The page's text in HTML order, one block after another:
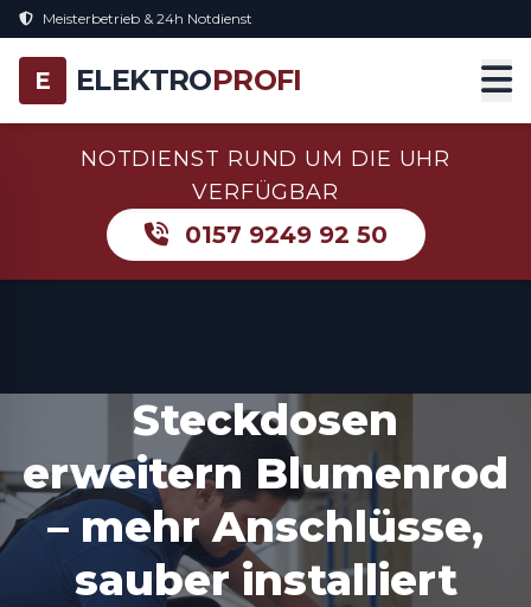
Meisterbetrieb & 24h Notdienst
E ELEKTROPROFI
NOTDIENST RUND UM DIE UHR
VERFÜGBAR
0157 9249 92 50
Steckdosen
erweitern Blumenrod
– mehr Anschlüsse,
sauber installiert